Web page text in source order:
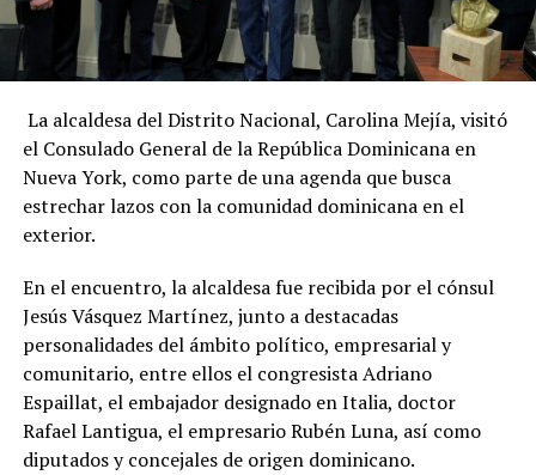
La alcaldesa del Distrito Nacional, Carolina Mejía, visitó
el Consulado General de la República Dominicana en
Nueva York, como parte de una agenda que busca
estrechar lazos con la comunidad dominicana en el
exterior.
En el encuentro, la alcaldesa fue recibida por el cónsul
Jesús Vásquez Martínez, junto a destacadas
personalidades del ámbito político, empresarial y
comunitario, entre ellos el congresista Adriano
Espaillat, el embajador designado en Italia, doctor
Rafael Lantigua, el empresario Rubén Luna, así como
diputados y concejales de origen dominicano.